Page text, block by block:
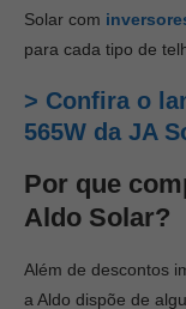
Solar com
para cada tipo de
> Confira o
565W da JA
Por que
Aldo Solar?
Além de descontos
a Aldo dispõe de